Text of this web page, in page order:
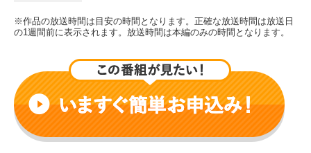
※作品の放送時間は目安の時間となります。正確な放送時間は放送日
の1週間前に表示されます。放送時間は本編のみの時間となります。